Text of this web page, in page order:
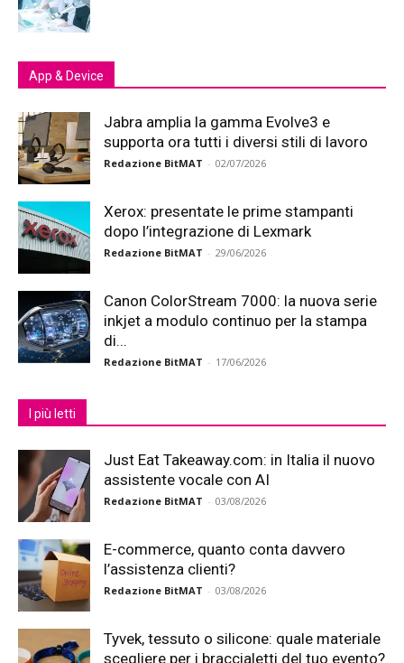
App & Device
Jabra amplia la gamma Evolve3 e
supporta ora tutti i diversi stili di lavoro
Redazione BitMAT - 02/07/2026
Xerox: presentate le prime stampanti
dopo l’integrazione di Lexmark
Redazione BitMAT - 29/06/2026
Canon ColorStream 7000: la nuova serie
inkjet a modulo continuo per la stampa
di...
Redazione BitMAT - 17/06/2026
I più letti
Just Eat Takeaway.com: in Italia il nuovo
assistente vocale con AI
Redazione BitMAT - 03/08/2026
E-commerce, quanto conta davvero
l’assistenza clienti?
Redazione BitMAT - 03/08/2026
Tyvek, tessuto o silicone: quale materiale
scegliere per i braccialetti del tuo evento?